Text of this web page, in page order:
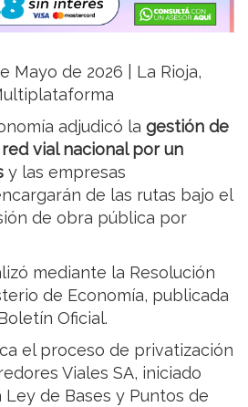
Mayo de 2026 | La Rioja,
adjudicó la gestión de
vial nacional por un
y las empresas
de las rutas bajo el
de obra pública por
mediante la Resolución
de Economía, publicada
Oficial.
el proceso de privatización
Viales SA, iniciado
de Bases y Puntos de